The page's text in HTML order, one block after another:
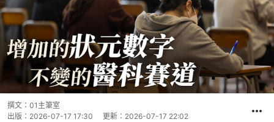
撰文： 01主筆室
出版： 2026-07-17 17:30 更新： 2026-07-17 22:02